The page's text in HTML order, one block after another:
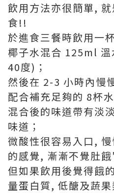
飲用方法亦很簡單,
食!!
於進食三餐時飲用一
椰子水混合 125ml
40度)；
然後在 2-3 小時內慢
配合補充足夠的 8杯
混合後的味道帶有淡
味道；
微酸性很容易入口,
的感覺, 漸漸不覺肚
但如果飲用後覺得餓
量蛋白質, 低醣及蔬